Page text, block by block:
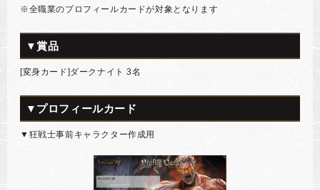
※全職業のプロフィールカードが対象となります
▼賞品
[変身カード]ダークナイト 3名
▼プロフィールカード
▼狂戦士事前キャラクター作成用